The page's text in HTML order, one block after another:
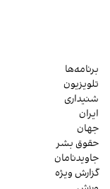
برنامه‌ها
تلویزیون
شنیداری
ایران
جهان
حقوق بشر
جاویدنامان
گزارش ویژه